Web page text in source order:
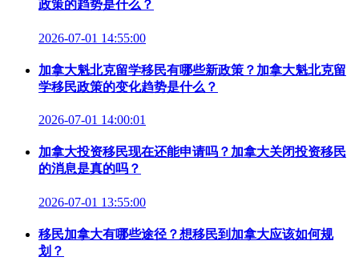
政策的趋势是什么？
2026-07-01 14:55:00
加拿大魁北克留学移民有哪些新政策？加拿大魁北克留
学移民政策的变化趋势是什么？
2026-07-01 14:00:01
加拿大投资移民现在还能申请吗？加拿大关闭投资移民
的消息是真的吗？
2026-07-01 13:55:00
移民加拿大有哪些途径？想移民到加拿大应该如何规
划？